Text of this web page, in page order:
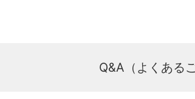
Q&A（よくある